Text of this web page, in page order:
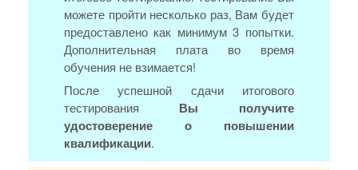
можете пройти несколько раз, Вам будет
предоставлено как минимум 3 попытки.
Дополнительная плата во время
обучения не взимается!
После успешной сдачи итогового
тестирования Вы получите
удостоверение о повышении
квалификации.